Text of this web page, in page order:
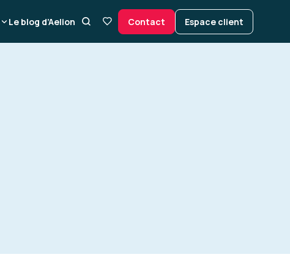
Le blog d’Aelion Contact Espace client